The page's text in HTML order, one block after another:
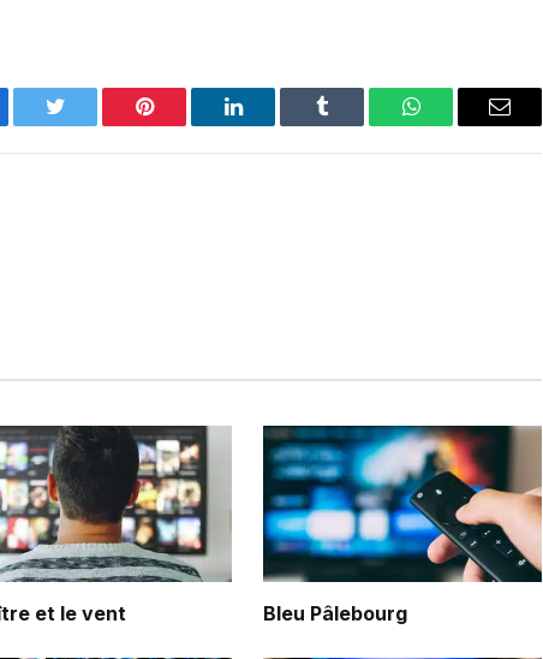
Twitter Pinterest LinkedIn Tumblr WhatsAppEmail
et le vent Bleu Pâlebourg